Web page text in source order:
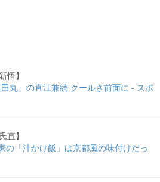
悟】
丸」の直江兼続 クールさ前面に - スポ
直】
の「汁かけ飯」は京都風の味付けだっ